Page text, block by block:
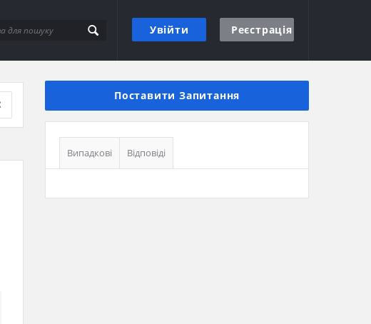
Увійти Реєстрація
Поставити Запитання
Випадкові Відповіді